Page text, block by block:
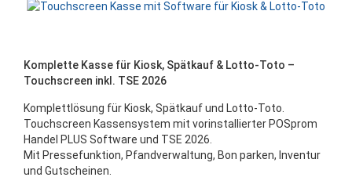
Komplette Kasse für Kiosk, Spätkauf & Lotto-Toto –
Touchscreen inkl. TSE 2026
Komplettlösung für Kiosk, Spätkauf und Lotto-Toto.
Touchscreen Kassensystem mit vorinstallierter POSprom
Handel PLUS Software und TSE 2026.
Mit Pressefunktion, Pfandverwaltung, Bon parken, Inventur
und Gutscheinen.